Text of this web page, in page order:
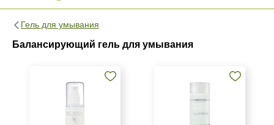
Гель для умывания
Балансирующий гель для умывания
Фильтр 0